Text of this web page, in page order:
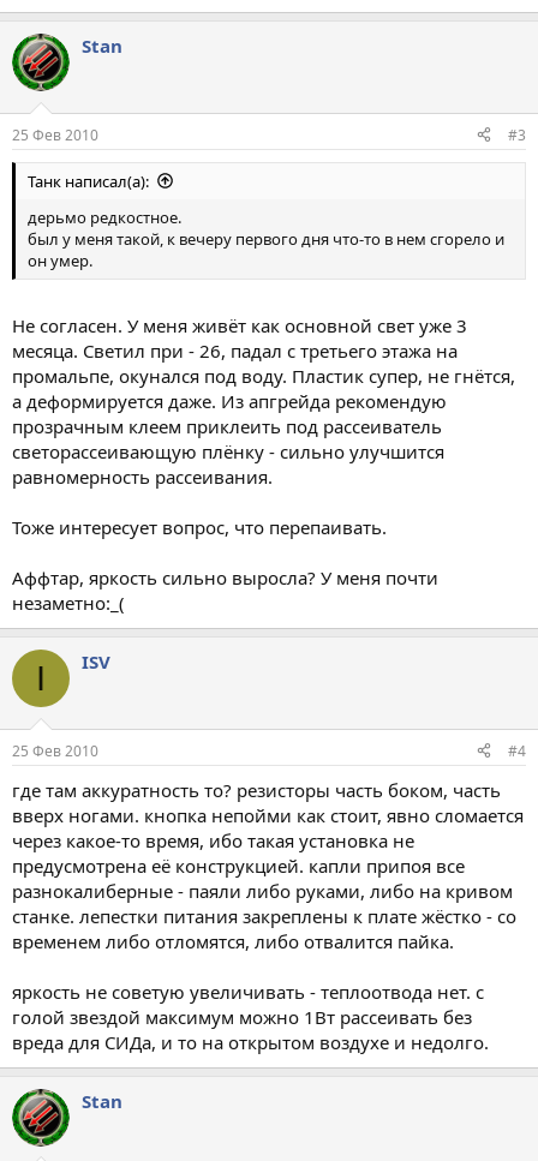
Stan
25 Фев 2010 #3
Танк написал(а):
дерьмо редкостное.
был у меня такой, к вечеру первого дня что-то в нем сгорело и
он умер.
Не согласен. У меня живёт как основной свет уже 3
месяца. Светил при - 26, падал с третьего этажа на
промальпе, окунался под воду. Пластик супер, не гнётся,
а деформируется даже. Из апгрейда рекомендую
прозрачным клеем приклеить под рассеиватель
светорассеивающую плёнку - сильно улучшится
равномерность рассеивания.
Тоже интересует вопрос, что перепаивать.
Аффтар, яркость сильно выросла? У меня почти
незаметно:_(
I ISV
25 Фев 2010 #4
где там аккуратность то? резисторы часть боком, часть
вверх ногами. кнопка непойми как стоит, явно сломается
через какое-то время, ибо такая установка не
предусмотрена её конструкцией. капли припоя все
разнокалиберные - паяли либо руками, либо на кривом
станке. лепестки питания закреплены к плате жёстко - со
временем либо отломятся, либо отвалится пайка.
яркость не советую увеличивать - теплоотвода нет. с
голой звездой максимум можно 1Вт рассеивать без
вреда для СИДа, и то на открытом воздухе и недолго.
Stan